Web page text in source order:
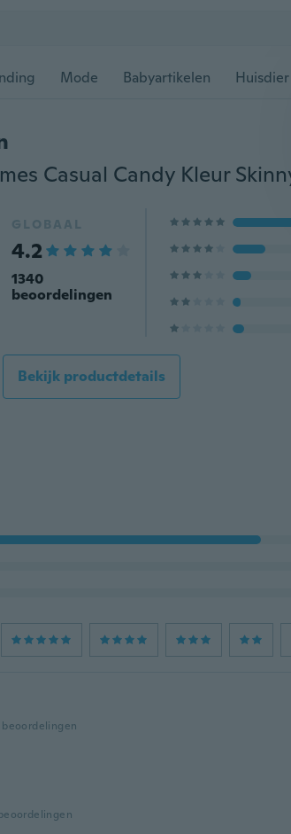
Mode Babyartikelen
GLOBAAL
4.2
1340
beoordelingen
Bekijk productdetails
beoordelingen